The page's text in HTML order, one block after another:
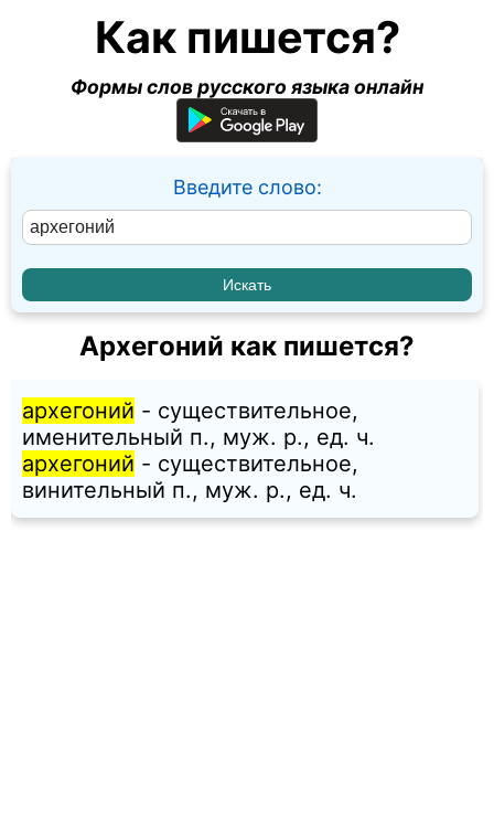
Как пишется?
Формы слов русского языка онлайн
Введите слово:
Архегоний как пишется?
архегоний - существительное,
именительный п., муж. p., ед. ч.
архегоний - существительное,
винительный п., муж. p., ед. ч.